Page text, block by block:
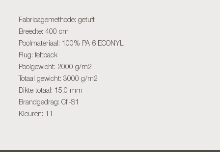
Fabricagemethode: getuft
Breedte: 400 cm
Poolmateriaal: 100% PA 6 ECONYL
Rug: feltback
Poolgewicht: 2000 g/m2
Totaal gewicht: 3000 g/m2
Dikte totaal: 15,0 mm
Brandgedrag: Cfl-S1
Kleuren: 11